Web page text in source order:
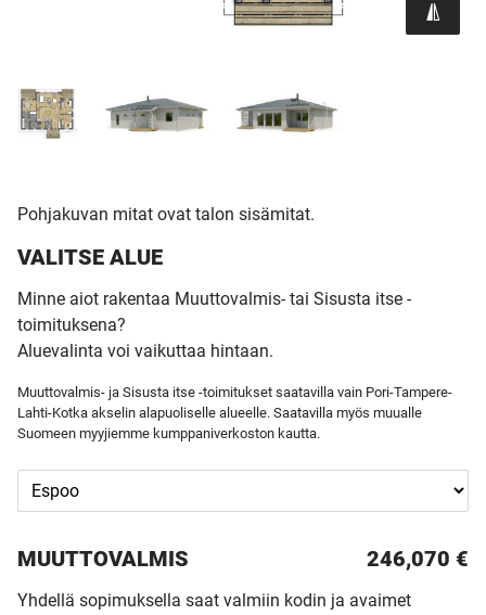
Pohjakuvan mitat ovat talon sisämitat.
VALITSE ALUE
Minne aiot rakentaa Muuttovalmis- tai Sisusta itse -
toimituksena?
Aluevalinta voi vaikuttaa hintaan.
Muuttovalmis- ja Sisusta itse -toimitukset saatavilla vain Pori-Tampere-
Lahti-Kotka akselin alapuoliselle alueelle. Saatavilla myös muualle
Suomeen myyjiemme kumppaniverkoston kautta.
MUUTTO­VALMIS 246,070 €
Yhdellä sopimuksella saat valmiin kodin ja avaimet